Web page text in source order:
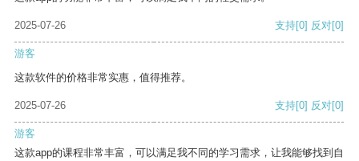
2025-07-26 支持[0] 反对[0]
游客
这款软件的价格非常实惠，值得推荐。
2025-07-26 支持[0] 反对[0]
游客
这款app的课程非常丰富，可以满足我不同的学习需求，让我能够找到自